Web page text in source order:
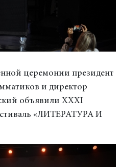
церемонии президент
и директор
объявили XХXI
«ЛИТЕРАТУРА И